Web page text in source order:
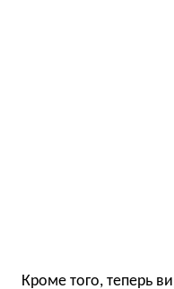
Кроме того, теперь